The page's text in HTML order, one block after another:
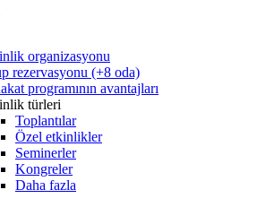
organizasyonu
rezervasyonu (+8 oda)
programının avantajları
türleri
Toplantılar
Özel etkinlikler
Seminerler
Kongreler
Daha fazla